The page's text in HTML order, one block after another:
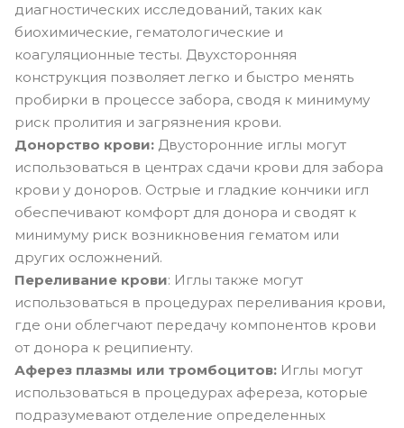
диагностических исследований, таких как
биохимические, гематологические и
коагуляционные тесты. Двухсторонняя
конструкция позволяет легко и быстро менять
пробирки в процессе забора, сводя к минимуму
риск пролития и загрязнения крови.
Донорство крови: Двусторонние иглы могут
использоваться в центрах сдачи крови для забора
крови у доноров. Острые и гладкие кончики игл
обеспечивают комфорт для донора и сводят к
минимуму риск возникновения гематом или
других осложнений.
Переливание крови: Иглы также могут
использоваться в процедурах переливания крови,
где они облегчают передачу компонентов крови
от донора к реципиенту.
Аферез плазмы или тромбоцитов: Иглы могут
использоваться в процедурах афереза, которые
подразумевают отделение определенных